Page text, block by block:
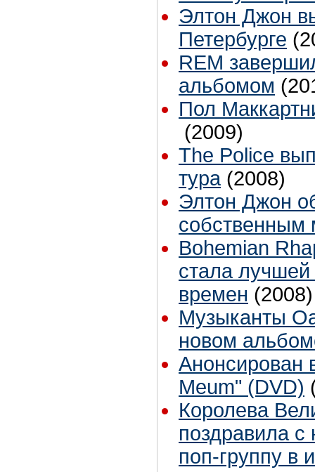
Элтон Джон
Петербурге
REM
альбомом
Пол
(2009)
The Police
тура (2008)
Элтон Джон
Bohemian
стала лучшей
времен (2008)
Музыканты
новом
Анонсирован
Meum" (DVD)
Королева
поздравила
поп-группу в